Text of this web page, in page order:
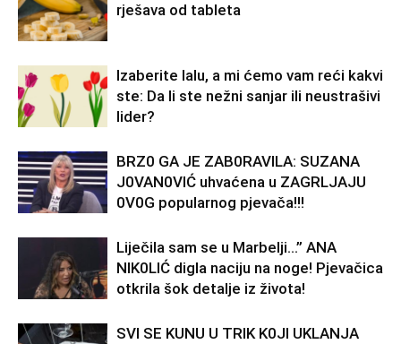
rješava od tableta
Izaberite lalu, a mi ćemo vam reći kakvi
ste: Da li ste nežni sanjar ili neustrašivi
lider?
BRZ0 GA JE ZAB0RAVlLA: SUZANA
J0VAN0VIĆ uhvaćena u ZAGRLJAJU
0V0G popularnog pjevača!!!
Liječila sam se u Marbelji…” ANA
NlK0LlĆ digla naciju na noge! Pjevačica
otkrila šok detalje iz života!
SVl SE KUNU U TRlK K0Jl UKLANJA